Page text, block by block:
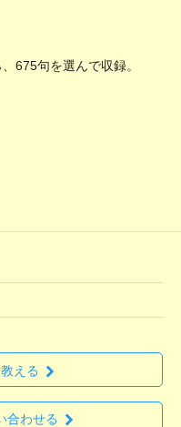
675句を選んで収録。
える
合わせる